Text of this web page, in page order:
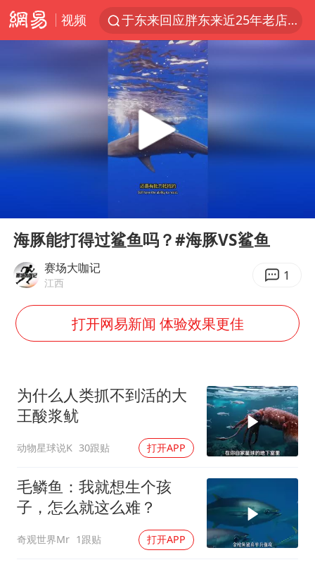
视频
于东来回应胖东来近25年老店年底关闭
《披荆斩棘2026》阵容官宣
白海豚北上或致京津冀暴雨
新疆一婚礼线上邀请引热议
美将每月供乌爱国者拦截导弹
云南一男子胃中取出180颗铁钉
以军士兵把枪口对准中国记者
曹颖儿子首次演长剧
全球最大级别运输船通过长江大桥
奋力开创中国式现代化建设新局面
Play
海豚能打得过鲨鱼吗？#海豚VS鲨鱼
赛场大咖记
江西 1
打开网易新闻 体验效果更佳
为什么人类抓不到活的大
王酸浆鱿
动物星球说K 30跟贴 打开APP
毛鳞鱼：我就想生个孩
子，怎么就这么难？
奇观世界Mr 1跟贴 打开APP